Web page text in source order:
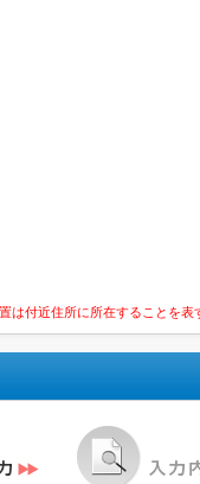
は付近住所に所在することを表